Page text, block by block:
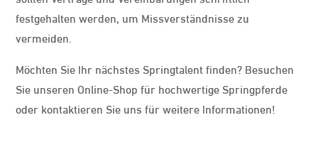
festgehalten werden, um Missverständnisse zu
vermeiden.
Möchten Sie Ihr nächstes Springtalent finden? Besuchen
Sie unseren Online-Shop für hochwertige Springpferde
oder kontaktieren Sie uns für weitere Informationen!